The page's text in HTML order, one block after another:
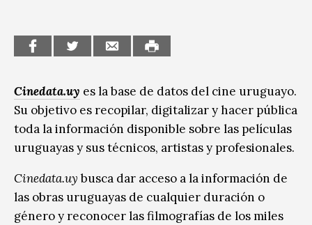
Música
Cinedata.uy es la base de datos del cine uruguayo.
Su objetivo es recopilar, digitalizar y hacer pública
toda la información disponible sobre las películas
uruguayas y sus técnicos, artistas y profesionales.
Cinedata.uybusca dar acceso a la información de
las obras uruguayas de cualquier duración o
género y reconocer las filmografías de los miles